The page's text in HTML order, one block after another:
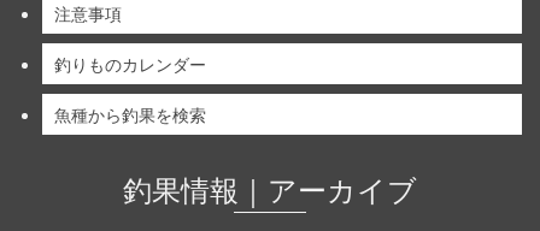
注意事項
釣りものカレンダー
魚種から釣果を検索
釣果情報｜アーカイブ